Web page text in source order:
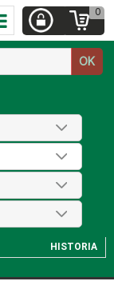
0
OK
HISTORIA